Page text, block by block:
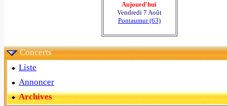
Aujourd'hui
Vendredi 7 Août
Pontaumur (63)
Concerts
Liste
Annoncer
Archives